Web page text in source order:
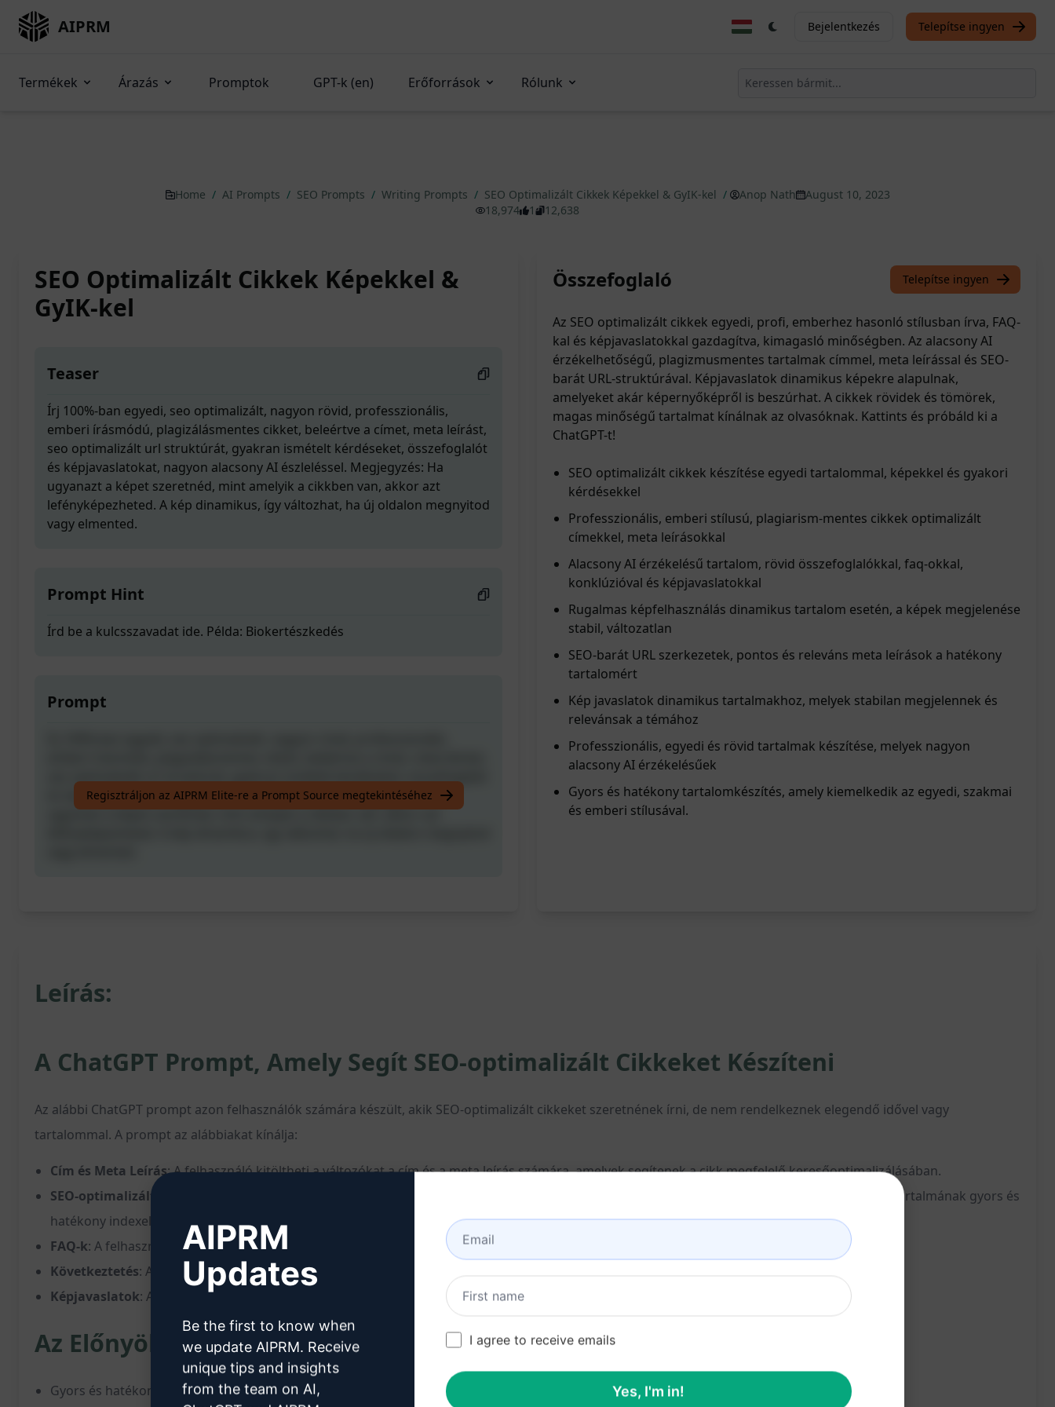
AIPRM Bejelentkezés Telepítse ingyen
Termékek Árazás Promptok GPT-k (en) Erőforrások Rólunk
Home / AI Prompts / SEO Prompts / Writing Prompts / SEO Optimalizált Cikkek Képekkel & GyIK-kel / Anop Nath
August 10, 2023
18,974
1 12,638
SEO Optimalizált Cikkek Képekkel &
GyIK-kel
Teaser
Írj 100%-ban egyedi, seo optimalizált, nagyon rövid, professzionális,
emberi írásmódú, plagizálásmentes cikket, beleértve a címet, meta leírást,
seo optimalizált url struktúrát, gyakran ismételt kérdéseket, összefoglalót
és képjavaslatokat, nagyon alacsony AI észleléssel. Megjegyzés: Ha
ugyanazt a képet szeretnéd, mint amelyik a cikkben van, akkor azt
lefényképezheted. A kép dinamikus, így változhat, ha új oldalon megnyitod
vagy elmented.
Prompt Hint
Írd be a kulcsszavadat ide. Példa: Biokertészkedés
Prompt
és képjavaslatokat, nagyon alacsony AI észleléssel. Megjegyzés: Ha
ugyanazt a képet szeretnéd, mint amelyik a cikkben van, akkor azt
Regisztráljon az AIPRM Elite-re a Prompt Source megtekintéséhez
Összefoglaló Telepítse ingyen
Az SEO optimalizált cikkek egyedi, profi, emberhez hasonló stílusban írva, FAQ-
kal és képjavaslatokkal gazdagítva, kimagasló minőségben. Az alacsony AI
érzékelhetőségű, plagizmusmentes tartalmak címmel, meta leírással és SEO-
barát URL-struktúrával. Képjavaslatok dinamikus képekre alapulnak,
amelyeket akár képernyőképről is beszúrhat. A cikkek rövidek és tömörek,
magas minőségű tartalmat kínálnak az olvasóknak. Kattints és próbáld ki a
ChatGPT-t!
SEO optimalizált cikkek készítése egyedi tartalommal, képekkel és gyakori
kérdésekkel
Professzionális, emberi stílusú, plagiarism-mentes cikkek optimalizált
címekkel, meta leírásokkal
Alacsony AI érzékelésű tartalom, rövid összefoglalókkal, faq-okkal,
konklúzióval és képjavaslatokkal
Rugalmas képfelhasználás dinamikus tartalom esetén, a képek megjelenése
stabil, változatlan
SEO-barát URL szerkezetek, pontos és releváns meta leírások a hatékony
tartalomért
Kép javaslatok dinamikus tartalmakhoz, melyek stabilan megjelennek és
relevánsak a témához
Professzionális, egyedi és rövid tartalmak készítése, melyek nagyon
alacsony AI érzékelésűek
Gyors és hatékony tartalomkészítés, amely kiemelkedik az egyedi, szakmai
és emberi stílusával.
Leírás:
A ChatGPT Prompt, Amely Segít SEO-optimalizált Cikkeket Készíteni
Az alábbi ChatGPT prompt azon felhasználók számára készült, akik SEO-optimalizált cikkeket szeretnének írni, de nem rendelkeznek elegendő idővel vagy
tartalommal. A prompt az alábbiakat kínálja:
Cím és Meta Leírás: A felhasználó kitöltheti a változókat a cím és a meta leírás számára, amelyek segítenek a cikk megfelelő keresőoptimalizálásában.
SEO-optimalizált URL-struktúra
: A prompt lehetőséget nyújt egy olyan URL-struktúra létrehozására, amely segít a keresőmotoroknak a cikk tartalmának gyors és
hatékony indexelésében.
FAQ-k: A felhasználó hozzáadhat gyakran ismételt kérdéseket és válaszokat a cikkhez, javítva annak relevanciáját és segítve az olvasókat.
Következtetés: A prompt lehetőséget biztosít egy összefoglaló bekezdés írására, amely lezárja és megfejti a cikk fő üzenetét.
Képjavaslatok: A felhasználó számára képjavaslatokat tesz, amelyek segíthetik a cikk vonzerejét és olvashatóságát.
Az Előnyök:
Gyors és hatékony megoldást kínál a SEO-optimalizált cikkek írására
AIPRM
Updates
Be the first to know when
we update AIPRM. Receive
unique tips and insights
from the team on AI,
I agree to receive emails
Yes, I'm in!